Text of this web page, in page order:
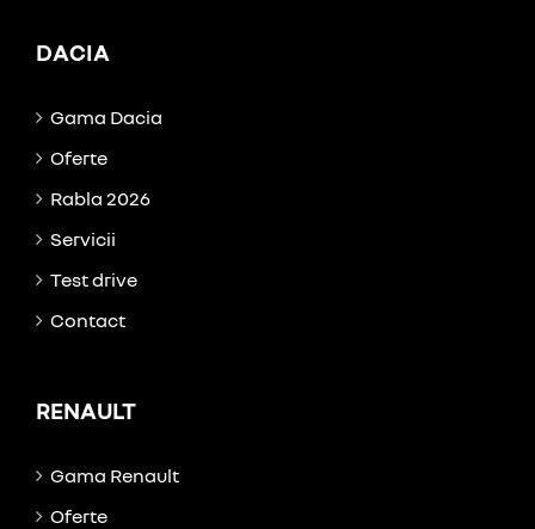
DACIA
Gama Dacia
Oferte
Rabla 2026
Servicii
Test drive
Contact
RENAULT
Gama Renault
Oferte